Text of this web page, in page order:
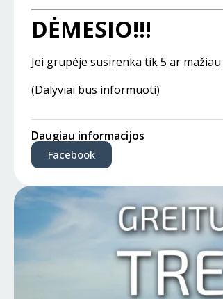
DĖMESIO!!!
Jei grupėje susirenka tik 5 ar
(Dalyviai bus informuoti)
Daugiau informacijos
Facebook